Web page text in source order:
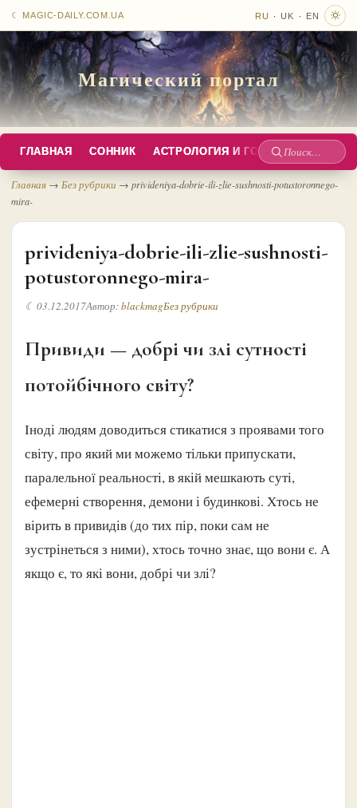
☾ MAGIC-DAILY.COM.UA RU · UK · EN
Магический портал
ГЛАВНАЯ СОННИК АСТРОЛОГИЯ И ГОРОСКОПЫ
Поиск
по
Главная → Без рубрики → privideniya-dobrie-ili-zlie-sushnosti-potustoronnego-
mira-
privideniya-dobrie-ili-zlie-sushnosti-
potustoronnego-mira-
☾ 03.12.2017Автор:blackmagБез рубрики
Привиди — добрі чи злі сутності
потойбічного світу?
Іноді людям доводиться стикатися з проявами того
світу, про який ми можемо тільки припускати,
паралельної реальності, в якій мешкають суті,
ефемерні створення, демони і будинкові. Хтось не
вірить в привидів (до тих пір, поки сам не
зустрінеться з ними), хтось точно знає, що вони є. А
якщо є, то які вони, добрі чи злі?